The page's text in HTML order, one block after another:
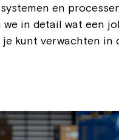
en
in detail wat een
kunt verwachten in